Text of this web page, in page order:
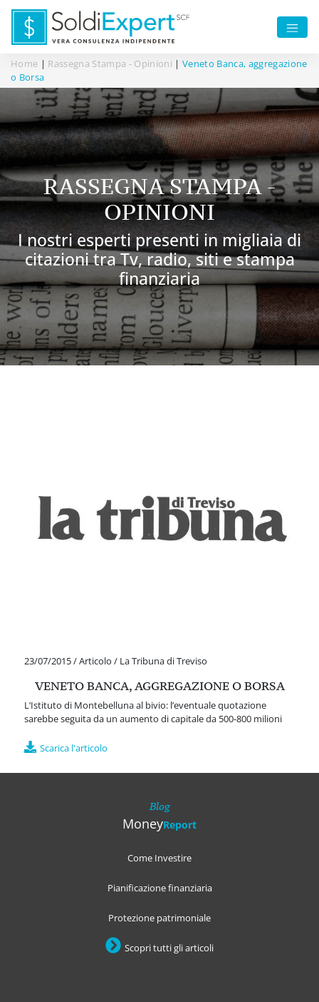
Home | Rassegna Stampa - Opinioni |Veneto Banca, aggregazione
o Borsa
RASSEGNA STAMPA -
OPINIONI
I nostri esperti presenti in migliaia di
citazioni tra Tv, radio, siti e stampa
finanziaria
23/07/2015/Articolo / La Tribuna di Treviso
VENETO BANCA, AGGREGAZIONE O BORSA
L’Istituto di Montebelluna al bivio: l’eventuale quotazione
sarebbe seguita da un aumento di capitale da 500-800 milioni
Scarica l'articolo
Blog
MoneyReport
Come Investire
Pianificazione finanziaria
Protezione patrimoniale
Scopri tutti gli articoli